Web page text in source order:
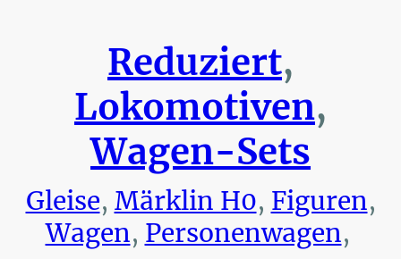
Reduziert,
Lokomotiven,
Wagen-Sets
Gleise, Märklin H0, Figuren,
Wagen, Personenwagen,